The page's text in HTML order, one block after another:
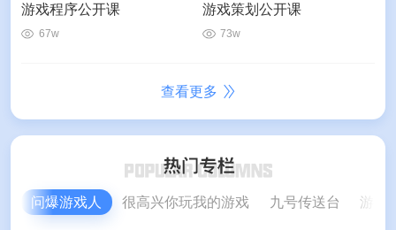
游戏程序公开课
67w
游戏策划公开课
73w
查看更多
问爆游戏人 很高兴你玩我的游戏 九号传送台 游戏